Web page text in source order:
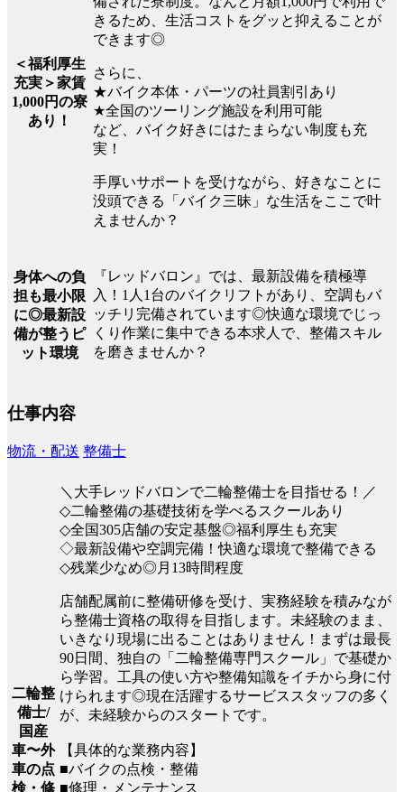
＜福利厚生
充実＞家賃
1,000円の寮
あり！
きるため、生活コストをグッと抑えることが
できます◎
さらに、
★バイク本体・パーツの社員割引あり
★全国のツーリング施設を利用可能
など、バイク好きにはたまらない制度も充
実！
手厚いサポートを受けながら、好きなことに
没頭できる「バイク三昧」な生活をここで叶
えませんか？
身体への負
担も最小限
に◎最新設
備が整うピ
ット環境
『レッドバロン』では、最新設備を積極導
入！1人1台のバイクリフトがあり、空調もバ
ッチリ完備されています◎快適な環境でじっ
くり作業に集中できる本求人で、整備スキル
を磨きませんか？
仕事内容
物流・配送 整備士
二輪整
備士/
国産
車〜外
車の点
検・修
＼大手レッドバロンで二輪整備士を目指せる！／
◇二輪整備の基礎技術を学べるスクールあり
◇全国305店舗の安定基盤◎福利厚生も充実
◇最新設備や空調完備！快適な環境で整備できる
◇残業少なめ◎月13時間程度
店舗配属前に整備研修を受け、実務経験を積みなが
ら整備士資格の取得を目指します。未経験のまま、
いきなり現場に出ることはありません！まずは最長
90日間、独自の「二輪整備専門スクール」で基礎か
ら学習。工具の使い方や整備知識をイチから身に付
けられます◎現在活躍するサービススタッフの多く
が、未経験からのスタートです。
【具体的な業務内容】
■バイクの点検・整備
■修理・メンテナンス